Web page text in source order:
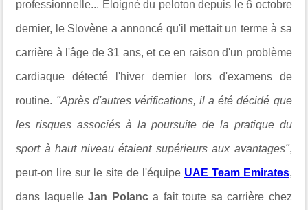
professionnelle... Éloigné du peloton depuis le 6 octobre
dernier, le Slovène a annoncé qu'il mettait un terme à sa
carrière à l'âge de 31 ans, et ce en raison d'un problème
cardiaque détecté l'hiver dernier lors d'examens de
routine. "Après d'autres vérifications, il a été décidé que
les risques associés à la poursuite de la pratique du
sport à haut niveau étaient supérieurs aux avantages",
peut-on lire sur le site de l'équipe UAE Team Emirates,
dans laquelleJan Polanca fait toute sa carrière chez